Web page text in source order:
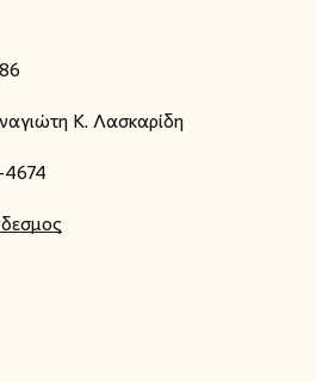
Κ. Λασκαρίδη
4674